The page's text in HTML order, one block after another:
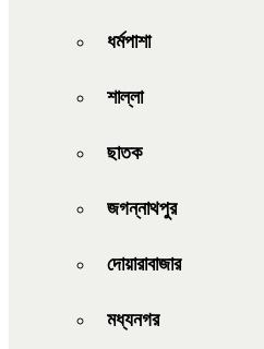
ধর্মপাশা
শাল্লা
ছাতক
জগন্নাথপুর
দোয়ারাবাজার
মধ্যনগর